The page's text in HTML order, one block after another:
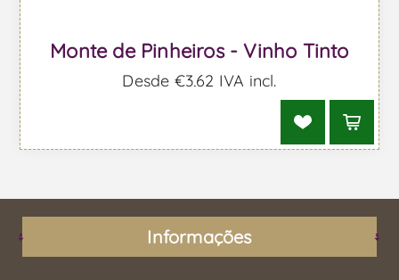
Monte de Pinheiros - Vinho Tinto
Desde €3,62 IVA incl.
Informações